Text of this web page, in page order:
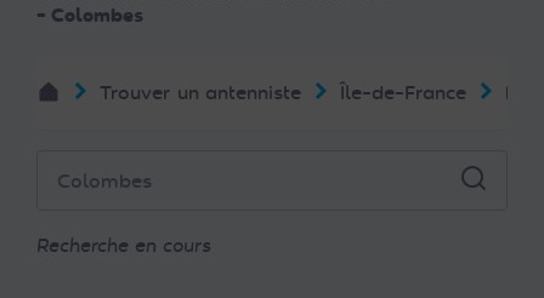
- Colombes
Trouver un antenniste Île-de-France
Recherche en cours